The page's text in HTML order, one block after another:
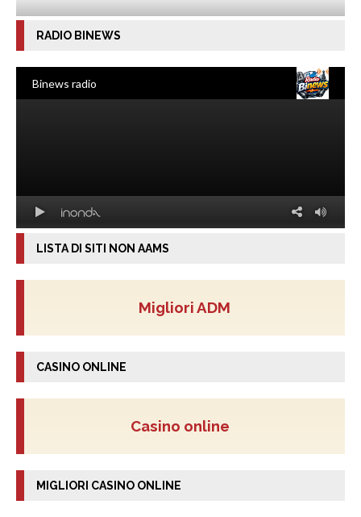
RADIO BINEWS
LISTA DI SITI NON AAMS
Migliori ADM
CASINO ONLINE
Casino online
MIGLIORI CASINO ONLINE